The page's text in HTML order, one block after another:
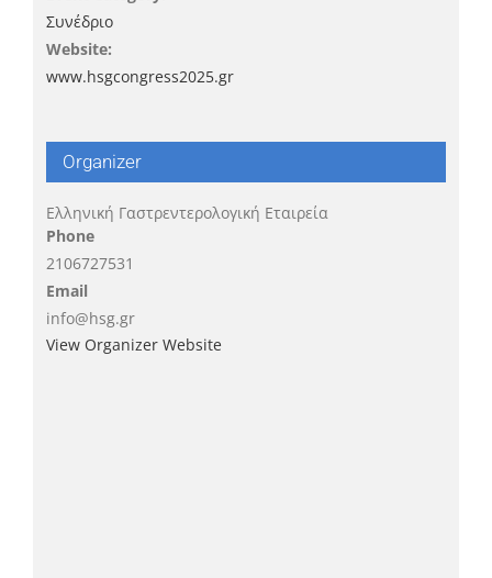
Συνέδριο
Website:
www.hsgcongress2025.gr
Organizer
Ελληνική Γαστρεντερολογική Εταιρεία
Phone
2106727531
Email
info@hsg.gr
View Organizer Website